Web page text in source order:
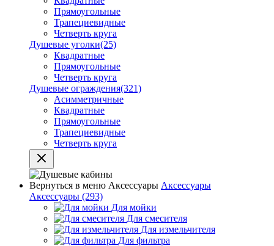
Прямоугольные
Трапециевидные
Четверть круга
Душевые уголки(25)
Квадратные
Прямоугольные
Четверть круга
Душевые ограждения(321)
Асимметричные
Квадратные
Прямоугольные
Трапециевидные
Четверть круга
Вернуться в меню Аксессуары Аксессуары
Аксессуары (293)
Для мойки
Для смесителя
Для измельчителя
Для фильтра